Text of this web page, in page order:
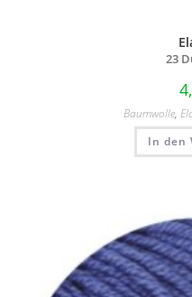
23
Baumwolle,
In den